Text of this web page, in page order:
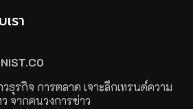
รา
ธุรกิจ การตลาด เจาะลึกเทรนด์ความ
จากคนวงการข่าว